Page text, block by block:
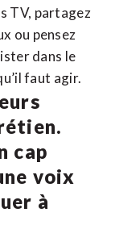
TV, partagez
ou pensez
dans le
faut agir.
cap
voix
à